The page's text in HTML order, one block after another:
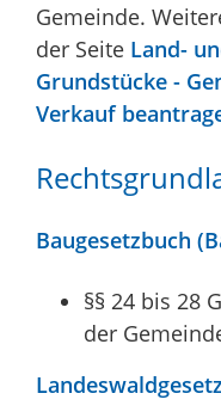
Gemeinde.
der Seite Land-
Grundstücke -
Verkauf
Baugesetzbuch
§§ 24 bis 28
der